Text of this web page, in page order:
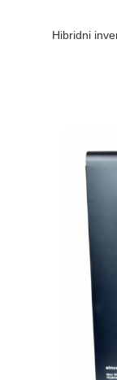
Hibridni